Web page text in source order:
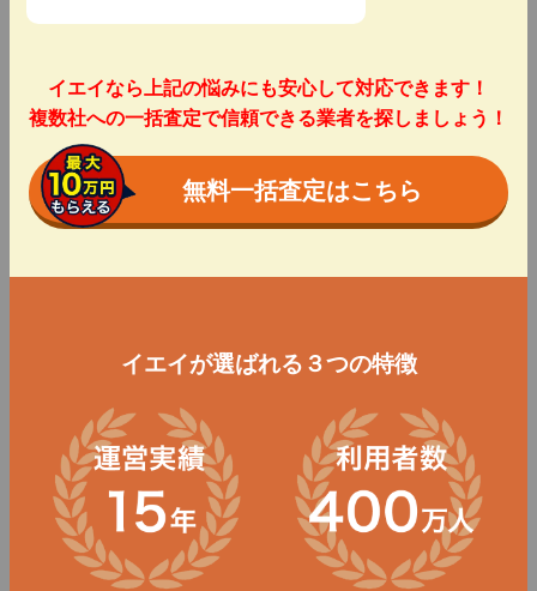
イエイなら上記の悩みにも安心して対応できます！
複数社への一括査定で信頼できる業者を探しましょう！
無料一括査定はこちら
イエイが選ばれる３つの特徴